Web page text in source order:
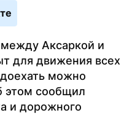
Аксаркой и
для движения всех
можно
этом сообщил
и дорожного